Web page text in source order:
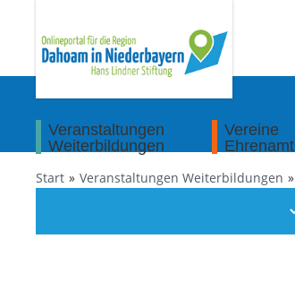
Veranstaltungen
Weiterbildungen
Vereine
Ehrenamt
Start Veranstaltungen Weiterbildungen